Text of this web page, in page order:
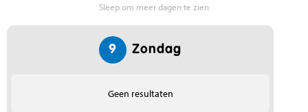
Sleep om meer dagen te zien
9 Zondag
Geen resultaten